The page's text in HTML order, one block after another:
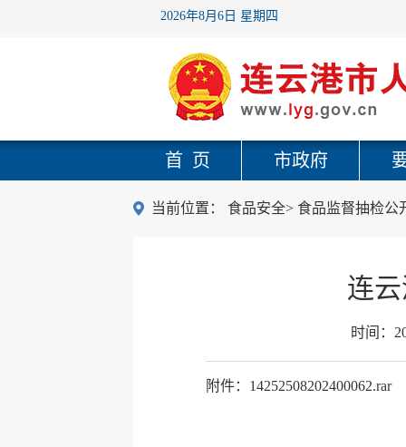
2026年8月6日 星期四
首 页 市政府
当前位置： 食品安全> 食品监督抽检公
连
时间：
附件：14252508202400062.rar